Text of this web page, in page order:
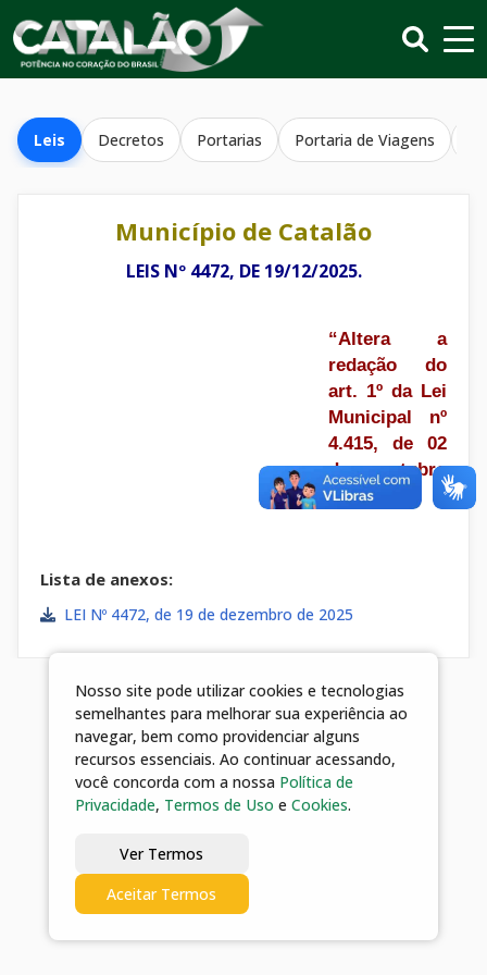
Leis Decretos Portarias Portaria de Viagens
Município de Catalão
LEIS Nº 4472, DE 19/12/2025.
“Altera a
redação do
art. 1º da Lei
Municipal nº
4.415, de 02
de outubro
de 2025”
Lista de anexos:
LEI Nº 4472, de 19 de dezembro de 2025
Nosso site pode utilizar cookies e tecnologias
semelhantes para melhorar sua experiência ao
navegar, bem como providenciar alguns
recursos essenciais. Ao continuar acessando,
você concorda com a nossa Política de
Privacidade, Termos de Uso e Cookies.
Ver Termos
Aceitar Termos